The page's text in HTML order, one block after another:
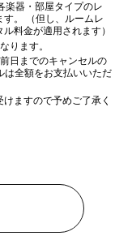
楽器・部屋タイプのレ
。 （但し、ルームレ
料金が適用されます）
ります。
日までのキャンセルの
は全額をお支払いいただ
ますので予めご了承く